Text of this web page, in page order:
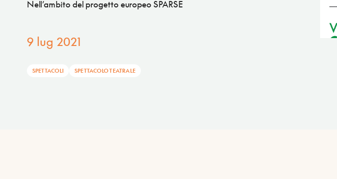
Nell’ambito del progetto europeo SPARSE
9 lug 2021
SPETTACOLI SPETTACOLO TEATRALE